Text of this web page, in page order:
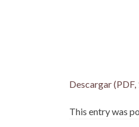
Descargar
This entry was